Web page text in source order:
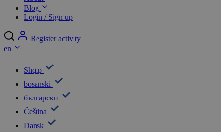
Blog
Login / Sign up
Register activity
en
Shqip
bosanski
български
Čeština
Dansk